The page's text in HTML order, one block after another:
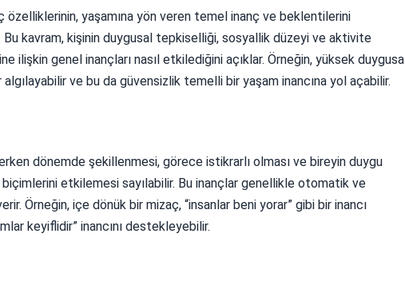
özelliklerinin, yaşamına yön veren temel inanç ve beklentilerini
kavram, kişinin duygusal tepkiselliği, sosyallik düzeyi ve aktivite
ilişkin genel inançları nasıl etkilediğini açıklar. Örneğin, yüksek duygusal
ve bu da güvensizlik temelli bir yaşam inancına yol açabilir.
dönemde şekillenmesi, görece istikrarlı olması ve bireyin duygu
etkilemesi sayılabilir. Bu inançlar genellikle otomatik ve
Örneğin, içe dönük bir mizaç, “insanlar beni yorar” gibi bir inancı
keyiflidir” inancını destekleyebilir.